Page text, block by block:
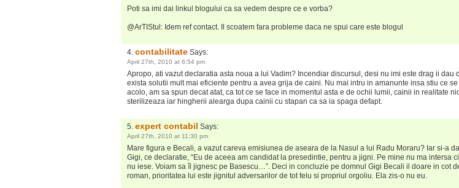
Poti sa imi dai linkul blogului ca sa vedem despre ce e vorba?
@ArTIStul: Idem ref contact. Il scoatem fara probleme daca ne spui care este blogul
contabilitate Says:
April 27th, 2010 at 6:54 pm
Apropo, ati vazut declaratia asta noua a lui Vadim? Incendiar discursul, desi nu imi este drag ii dau
exista solutii mult mai eficiente pentru a avea grija de caini. Nu mai intru in amanunte insa stiu ce
acolo, am sa spun decat atat, ca tot ce se face in momentul asta e de ochii lumii, cainii in realitate
sterilizeaza iar hingherii alearga dupa cainii cu stapan ca sa ia spaga defapt.
expert contabil Says:
April 27th, 2010 at 11:30 pm
Mare figura e Becali, a vazut careva emisiunea de aseara de la Nasul a lui Radu Moraru? Iar si-a
Gigi, ce declaratie, “Eu de aceea am candidat la presedintie, pentru a jigni. Pe mine nu ma intersa
nu iese. Voiam sa îl jignesc pe Basescu…”. Deci in concluzie pe domnul Gigi Becali il doare in cot
roman, prioritatea lui este jignitul adversarilor de tot felu si propriul orgoliu. Ela zis-o nu eu.